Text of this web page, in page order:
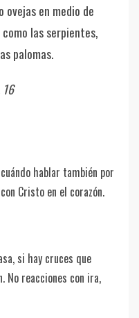
ovejas en medio de
las serpientes,
palomas.
16
hablar también por
Cristo en el corazón.
si hay cruces que
No reacciones con ira,